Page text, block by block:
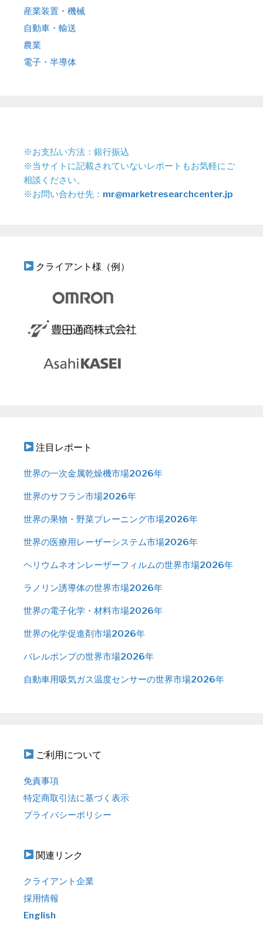
産業装置・機械
自動車・輸送
農業
電子・半導体
※お支払い方法：銀行振込
※当サイトに記載されていないレポートもお気軽にご
相談ください。
※お問い合わせ先： mr@marketresearchcenter.jp
クライアント様（例）
注目レポート
世界の一次金属乾燥機市場2026年
世界のサフラン市場2026年
世界の果物・野菜プレーニング市場2026年
世界の医療用レーザーシステム市場2026年
ヘリウムネオンレーザーフィルムの世界市場2026年
ラノリン誘導体の世界市場2026年
世界の電子化学・材料市場2026年
世界の化学促進剤市場2026年
バレルポンプの世界市場2026年
自動車用吸気ガス温度センサーの世界市場2026年
ご利用について
免責事項
特定商取引法に基づく表示
プライバシーポリシー
関連リンク
クライアント企業
採用情報
English